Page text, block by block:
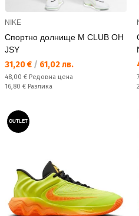
NIKE
Спортно долнище M CLUB OH
JSY
Текуща цена:
31,20 € / 61,02 лв.
Редовна цена:
48,00 € Редовна цена
Спестявате:
16,80 € Разлика
OUTLET